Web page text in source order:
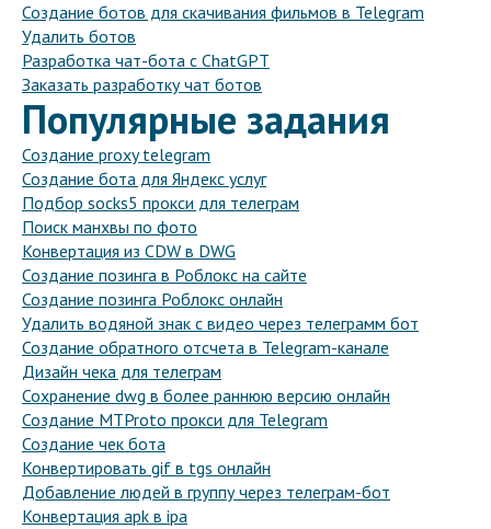
Создание ботов для скачивания фильмов в Telegram
Удалить ботов
Разработка чат-бота с ChatGPT
Заказать разработку чат ботов
Популярные задания
Создание proxy telegram
Создание бота для Яндекс услуг
Подбор socks5 прокси для телеграм
Поиск манхвы по фото
Конвертация из CDW в DWG
Создание позинга в Роблокс на сайте
Создание позинга Роблокс онлайн
Удалить водяной знак с видео через телеграмм бот
Создание обратного отсчета в Telegram-канале
Дизайн чека для телеграм
Сохранение dwg в более раннюю версию онлайн
Создание MTProto прокси для Telegram
Создание чек бота
Конвертировать gif в tgs онлайн
Добавление людей в группу через телеграм-бот
Конвертация apk в ipa